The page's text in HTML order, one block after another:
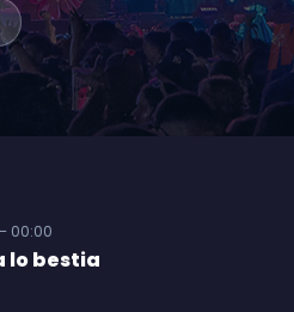
00:00
lo bestia